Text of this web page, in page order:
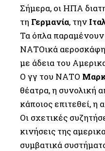
Σήμερα, οι ΗΠΑ
τη Γερμανία, την
Τα όπλα παραμένουν
ΝΑΤΟικά αεροσκάφη
με άδεια του
Ο γγ του ΝΑΤΟ
θέατρα, η συνολική
κάποιος επιτεθεί, η
Οι σχετικές
κινήσεις της
συμβατικά